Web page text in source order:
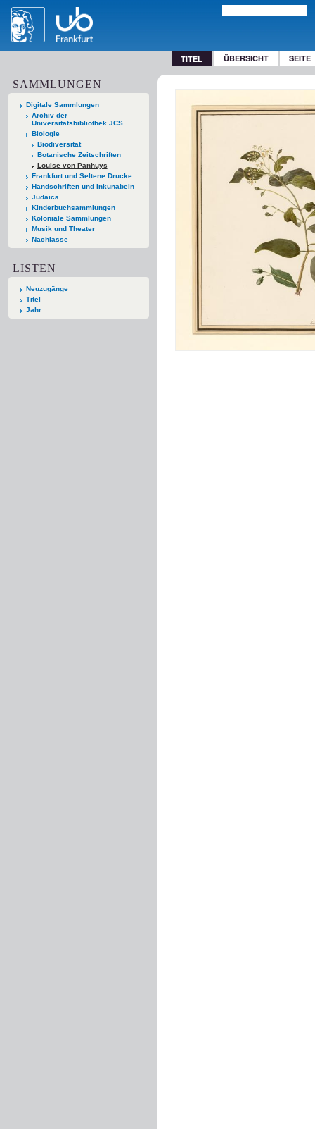
TITEL ÜBERSICHT SEITE
SAMMLUNGEN
Digitale Sammlungen
Archiv der
Universitätsbibliothek JCS
Biologie
Biodiversität
Botanische Zeitschriften
Louise von Panhuys
Frankfurt und Seltene Drucke
Handschriften und Inkunabeln
Judaica
Kinderbuchsammlungen
Koloniale Sammlungen
Musik und Theater
Nachlässe
LISTEN
Neuzugänge
Titel
Jahr